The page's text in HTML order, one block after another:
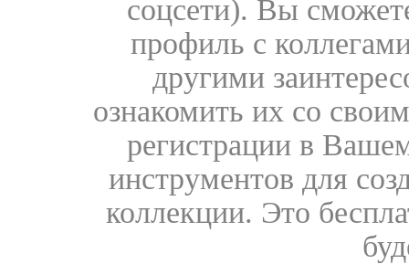
соцсети). Вы
профиль с
другими
ознакомить их со
регистрации в
инструментов для
коллекции. Это